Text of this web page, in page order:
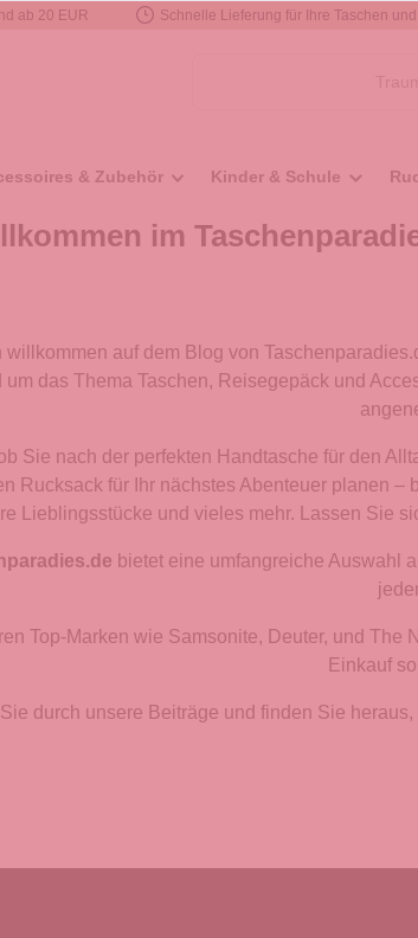
springen
ab 20 EUR Schnelle Lieferung für Ihre Taschen und
& Zubehör Kinder & Schule
im
willkommen auf dem Blog von
um das Thema Taschen, Reisegepäck und
Sie nach der perfekten Handtasche für den
Rucksack für Ihr nächstes Abenteuer planen
Lieblingsstücke und vieles mehr. Lassen Sie
bietet eine umfangreiche Auswahl
Top-Marken wie Samsonite, Deuter, und
Einkauf
durch unsere Beiträge und finden Sie